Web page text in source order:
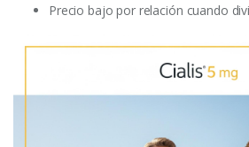
Precio bajo por relación cuando